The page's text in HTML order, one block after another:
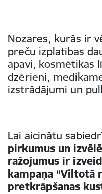
Nozares, kurās ir
preču izplatības
apavi, kosmētikas
dzērieni,
izstrādājumi un
Lai aicinātu
pirkumus un
ražojumus ir
kampaņa “Viltotā
pretkrāpšanas